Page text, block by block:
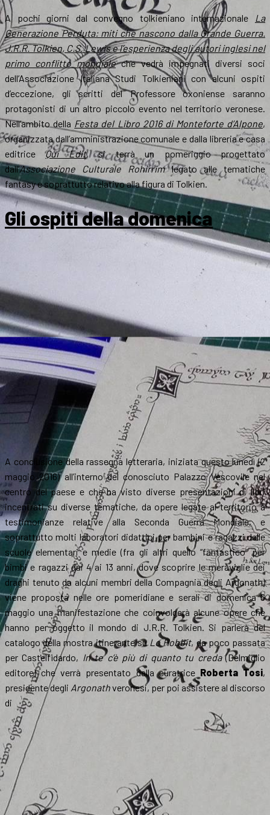
A pochi giorni dal convegno tolkieniano internazionale La
Generazione Perduta: miti che nascono dalla Grande Guerra.
J.R.R. Tolkien, C.S. Lewis e l’esperienza degli autori inglesi nel
primo conflitto mondialeche vedrà impegnati diversi soci
dell’Associazione Italiana Studi Tolkieniani con alcuni ospiti
d’eccezione, gli scritti del Professore oxoniense saranno
protagonisti di un altro piccolo evento nel territorio veronese.
Nell’ambito della Festa del Libro 2016 di Monteforte d’Alpone,
organizzata dall’amministrazione comunale e dalla libreria e casa
editriceQui Edit, si terrà un pomeriggio progettato
dall’Associazione Culturale Rohirrimlegato alle tematiche
fantasy e soprattutto relativo alla figura di Tolkien.
Gli ospiti della domenica
A conclusione della rassegna letteraria, iniziata questo lunedì (2
maggio 2016) all’interno del conosciuto Palazzo Vescovile nel
centro del paese e che ha visto diverse presentazioni di libri
incentrati su diverse tematiche, da opere legate al territorio a
testimonianze relative alla Seconda Guerra Mondiale, e
soprattutto molti laboratori didattici per bambini e ragazzi delle
scuole elementari e medie (fra gli altri quello “fantastico” per
bimbi e ragazzi dai 4 ai 13 anni, dove scoprire le meraviglie dei
draghi tenuto da alcuni membri della Compagnia degli Argonath)
viene proposta nelle ore pomeridiane e serali di domenica 6
maggio una manifestazione che coinvolgerà alcune opere che
hanno per oggetto il mondo di J.R.R. Tolkien. Si parlerà del
catalogo della mostra itinerante suLo Hobbit, da poco passata
per Castelfidardo, In te c’è più di quanto tu creda(Delmiglio
editore) che verrà presentato dalla curatrice Roberta Tosi,
presidente degli Argonathveronesi, per poi assistere al discorso
di